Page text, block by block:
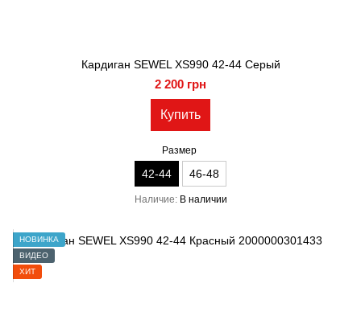
Кардиган SEWEL XS990 42-44 Серый
2 200 грн
Купить
Размер
42-44 46-48
Наличие В наличии
НОВИНКА
ВИДЕО
ХИТ